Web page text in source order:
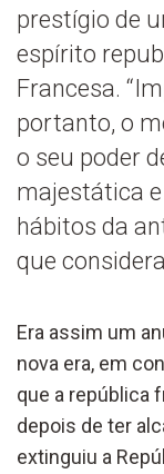
prestígio de
espírito
Francesa.
portanto, o
o seu poder
majestática
hábitos da
que
Era assim um
nova era, em
que a república
depois de ter
extinguiu a